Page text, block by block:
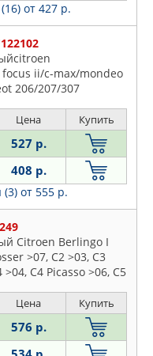
от 427 р.
ii/c-max/mondeo
206/207/307
Цена Купить
527 р.
408 р.
(3) от 555 р.
Citroen Berlingo I
>07, C2 >03, C3
>04, C4 Picasso >06, C5
Scudo >07, Ford C-
>04, Galaxy II >06,
Цена Купить
576 р.